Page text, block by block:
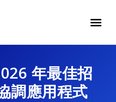
年最佳招
調應用程式